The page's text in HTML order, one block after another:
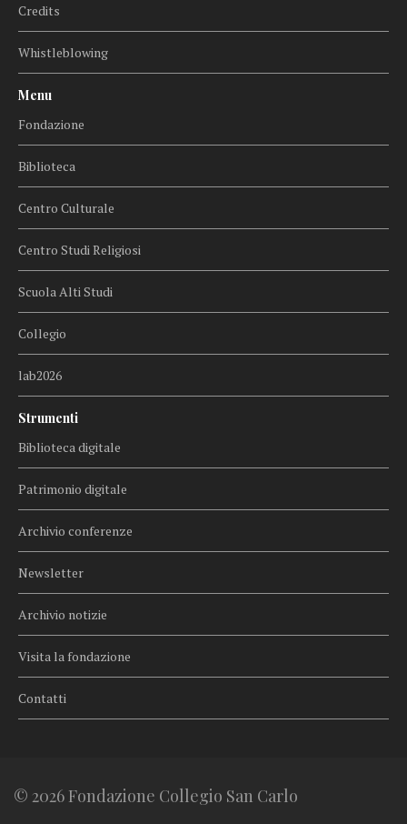
Credits
Whistleblowing
Menu
Fondazione
Biblioteca
Centro Culturale
Centro Studi Religiosi
Scuola Alti Studi
Collegio
lab2026
Strumenti
Biblioteca digitale
Patrimonio digitale
Archivio conferenze
Newsletter
Archivio notizie
Visita la fondazione
Contatti
© 2026 Fondazione Collegio San Carlo